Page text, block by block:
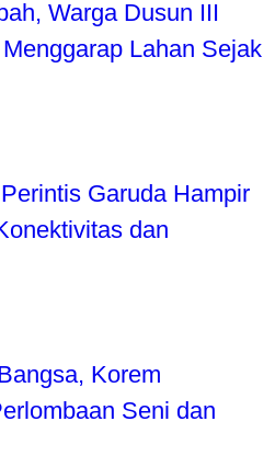
Warga Dusun III
Lahan Sejak
Garuda Hampir
dan
Korem
Seni dan